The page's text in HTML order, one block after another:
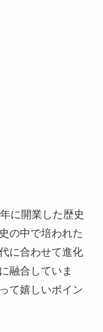
に開業した歴史
の中で培われた
に合わせて進化
融合していま
て嬉しいポイン